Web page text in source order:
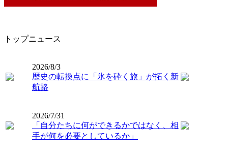
トップニュース
2026/8/3
歴史の転換点に「氷を砕く旅」が拓く新
航路
2026/7/31
「自分たちに何ができるかではなく、相
手が何を必要としているか」